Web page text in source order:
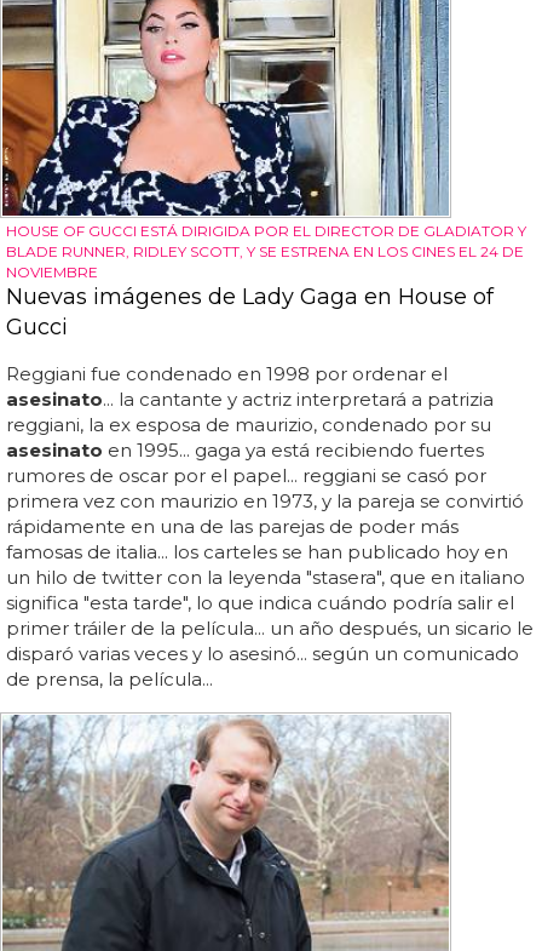
HOUSE OF GUCCI ESTÁ DIRIGIDA POR EL DIRECTOR DE GLADIATOR Y
BLADE RUNNER, RIDLEY SCOTT, Y SE ESTRENA EN LOS CINES EL 24 DE
NOVIEMBRE
Nuevas imágenes de Lady Gaga en House of
Gucci
Reggiani fue condenado en 1998 por ordenar el
asesinato... la cantante y actriz interpretará a patrizia
reggiani, la ex esposa de maurizio, condenado por su
asesinato en 1995... gaga ya está recibiendo fuertes
rumores de oscar por el papel... reggiani se casó por
primera vez con maurizio en 1973, y la pareja se convirtió
rápidamente en una de las parejas de poder más
famosas de italia... los carteles se han publicado hoy en
un hilo de twitter con la leyenda "stasera", que en italiano
significa "esta tarde", lo que indica cuándo podría salir el
primer tráiler de la película... un año después, un sicario le
disparó varias veces y lo asesinó... según un comunicado
de prensa, la película...